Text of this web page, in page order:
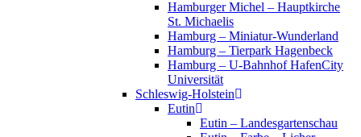
Hamburger Michel – Hauptkirche
St. Michaelis
Hamburg – Miniatur-Wunderland
Hamburg – Tierpark Hagenbeck
Hamburg – U-Bahnhof HafenCity
Universität
Schleswig-Holstein
Eutin
Eutin – Landesgartenschau